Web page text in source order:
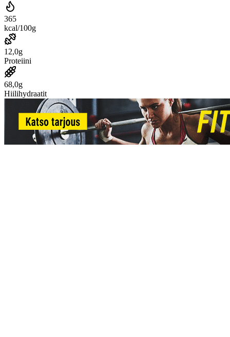
365
kcal/100g
12,0g
Proteiini
68,0g
Hiilihydraatit